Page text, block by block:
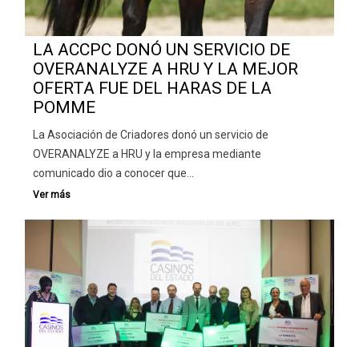
LA ACCPC DONÓ UN SERVICIO DE
OVERANALYZE A HRU Y LA MEJOR
OFERTA FUE DEL HARAS DE LA
POMME
La Asociación de Criadores donó un servicio de
OVERANALYZE a HRU y la empresa mediante
comunicado dio a conocer que…